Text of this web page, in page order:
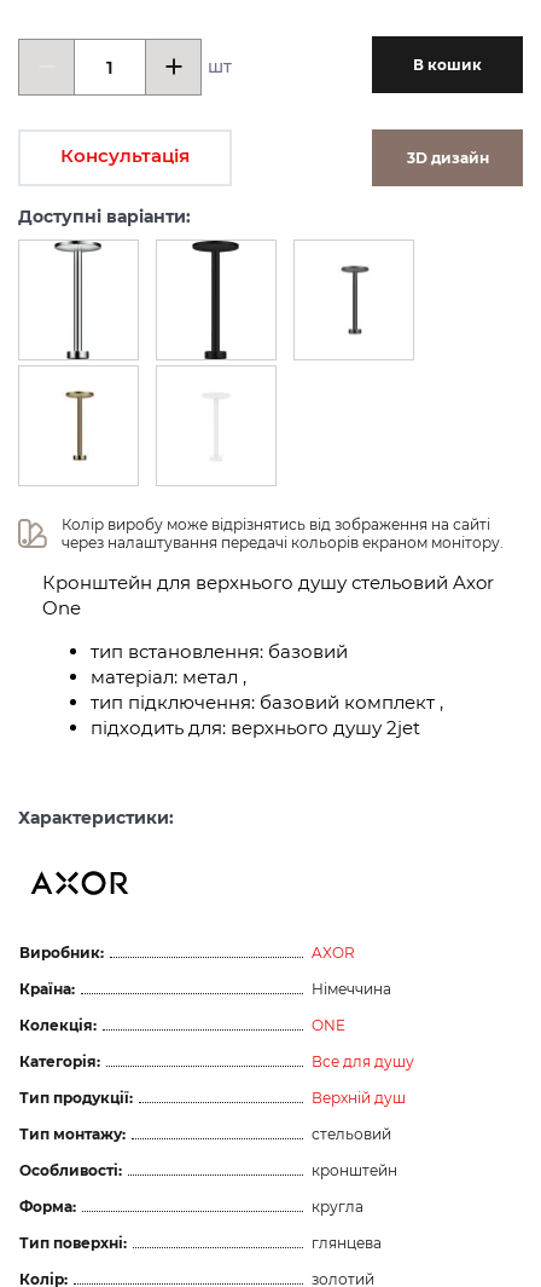
шт В кошик
Консультація 3D дизайн
Доступні варіанти:
Колір виробу може відрізнятись від зображення на сайті
через налаштування передачі кольорів екраном монітору.
Кронштейн для верхнього душу стельовий Axor
One
тип встановлення: базовий
матеріал: метал ,
тип підключення: базовий комплект ,
підходить для: верхнього душу 2jet
Характеристики:
Виробник:
AXOR
Країна:
Німеччина
Колекція:
ONE
Категорія:
Все для душу
Тип продукції:
Верхній душ
Тип монтажу:
стельовий
Особливості:
кронштейн
Форма:
кругла
Тип поверхні:
глянцева
Колір:
золотий